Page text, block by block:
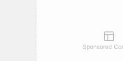
Sponsored